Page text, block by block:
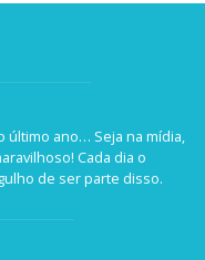
último ano… Seja na mídia,
Cada dia o
de ser parte disso.